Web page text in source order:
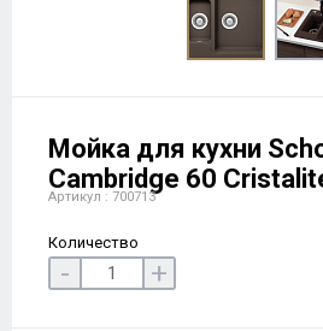
Мойка для кухни
Cambridge 60
Артикул : 700713
Количество
- +